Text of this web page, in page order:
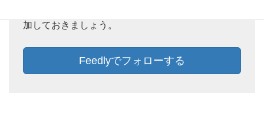
加しておきましょう。
Feedlyでフォローする